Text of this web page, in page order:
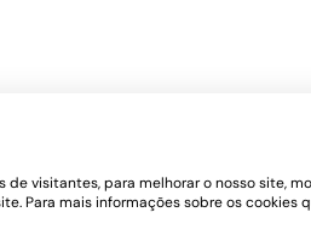
Platforms, Inc., Google LLC,
de advogados, de acordo com a
visitantes, para melhorar o nosso site,
Para mais informações sobre os cookies